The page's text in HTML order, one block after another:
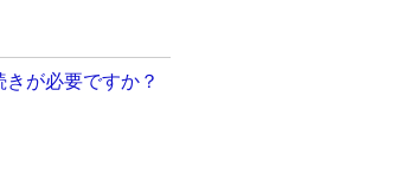
が必要ですか？